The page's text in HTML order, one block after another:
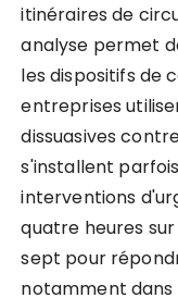
itinéraires de
analyse permet
les dispositifs de
entreprises
dissuasives
s'installent
interventions
quatre heures
sept pour
notamment dans